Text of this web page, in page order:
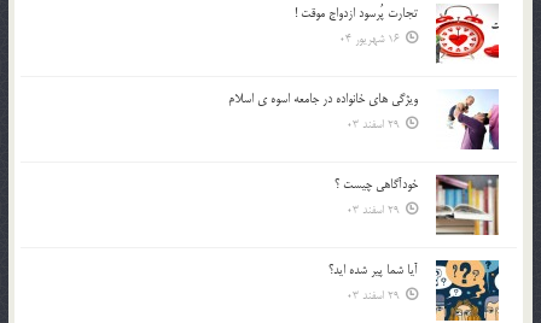
تجارت پُرسود ازدواج موقت !
16 شهریور 04
ويژگي هاي خانواده در جامعه اسوه ي اسلام
29 اسفند 03
خودآگاهى چيست ؟
29 اسفند 03
آیا شما پیر شده اید؟
29 اسفند 03